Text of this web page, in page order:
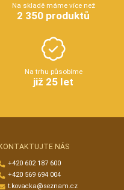
Na skladě máme více než
2 350 produktů
Na trhu působíme
již 25 let
KONTAKTUJTE NÁS
+420 602 187 600
+420 569 694 004
t.kovacka@seznam.cz